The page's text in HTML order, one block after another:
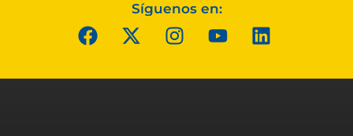
Síguenos en: